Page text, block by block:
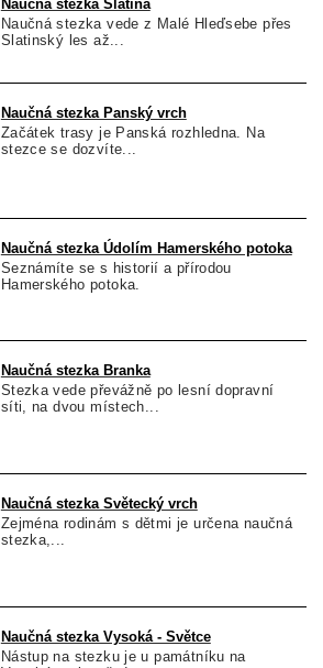
Naučná stezka Slatina
Naučná stezka vede z Malé Hleďsebe přes
Slatinský les až...
Naučná stezka Panský vrch
Začátek trasy je Panská rozhledna. Na
stezce se dozvíte...
Naučná stezka Údolím Hamerského potoka
Seznámíte se s historií a přírodou
Hamerského potoka.
Naučná stezka Branka
Stezka vede převážně po lesní dopravní
síti, na dvou místech...
Naučná stezka Světecký vrch
Zejména rodinám s dětmi je určena naučná
stezka,...
Naučná stezka Vysoká - Světce
Nástup na stezku je u památníku na